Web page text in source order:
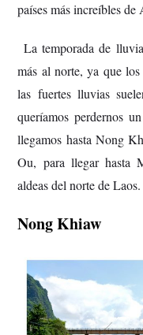
países más increíbles de
La temporada de
más al norte, ya que los
las fuertes lluvias
queríamos perdernos
llegamos hasta Nong
Ou, para llegar hasta
aldeas del norte de Laos.
Nong Khiaw